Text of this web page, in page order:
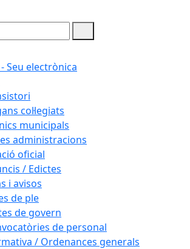
Seu electrònica
col·legiats
municipals
administracions
oficial
/ Edictes
i avisos
de ple
de govern
de personal
/ Ordenances generals